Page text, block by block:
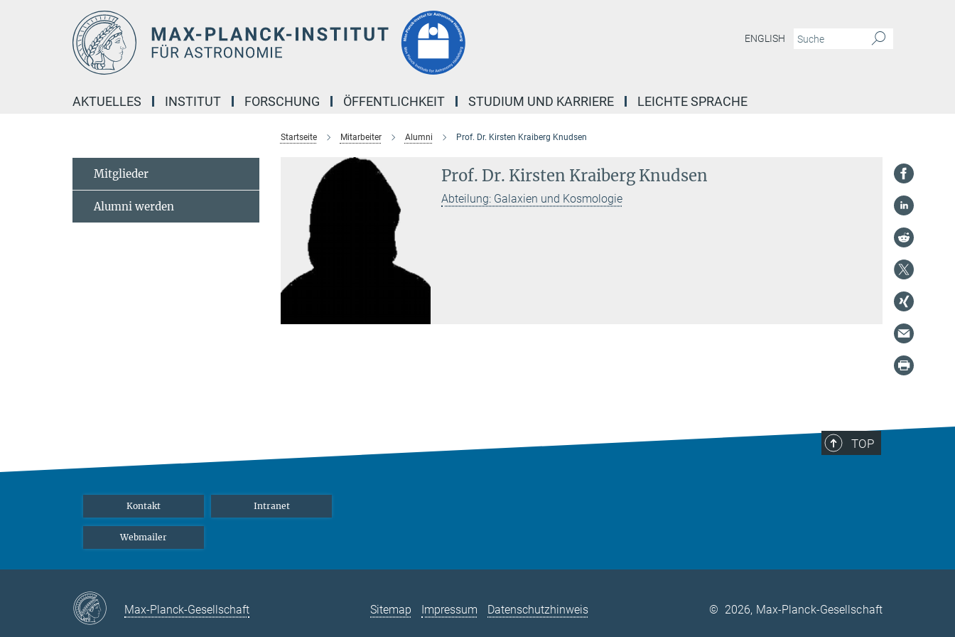
ENGLISH
AKTUELLES INSTITUT FORSCHUNG ÖFFENTLICHKEIT STUDIUM UND KARRIERE LEICHTE SPRACHE
Startseite Mitarbeiter Alumni Prof. Dr. Kirsten Kraiberg Knudsen
Prof. Dr. Kirsten Kraiberg Knudsen
Abteilung: Galaxien und Kosmologie
Mitglieder
Alumni werden
TOP
Kontakt Intranet
Webmailer
Max-Planck-Gesellschaft Sitemap Impressum Datenschutzhinweis © 2026, Max-Planck-Gesellschaft